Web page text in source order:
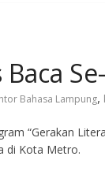
Bahasa Lampung,
“Gerakan
di Kota Metro.